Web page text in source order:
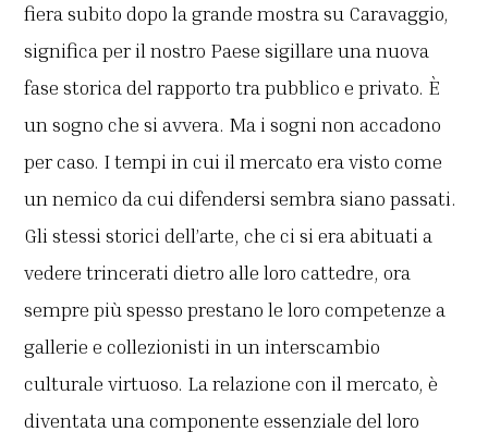
fiera subito dopo la grande mostra su Caravaggio,
significa per il nostro Paese sigillare una nuova
fase storica del rapporto tra pubblico e privato. È
un sogno che si avvera. Ma i sogni non accadono
per caso. I tempi in cui il mercato era visto come
un nemico da cui difendersi sembra siano passati.
Gli stessi storici dell’arte, che ci si era abituati a
vedere trincerati dietro alle loro cattedre, ora
sempre più spesso prestano le loro competenze a
gallerie e collezionisti in un interscambio
culturale virtuoso. La relazione con il mercato, è
diventata una componente essenziale del loro